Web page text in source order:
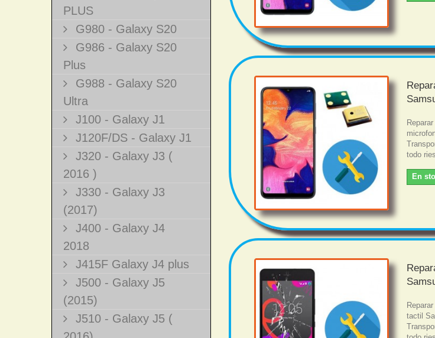
PLUS
G980 - Galaxy S20
G986 - Galaxy S20
Plus
G988 - Galaxy S20
Ultra
J100 - Galaxy J1
J120F/DS - Galaxy J1
J320 - Galaxy J3 (
2016 )
J330 - Galaxy J3
(2017)
J400 - Galaxy J4
2018
J415F Galaxy J4 plus
J500 - Galaxy J5
(2015)
J510 - Galaxy J5 (
todo
En
tactil